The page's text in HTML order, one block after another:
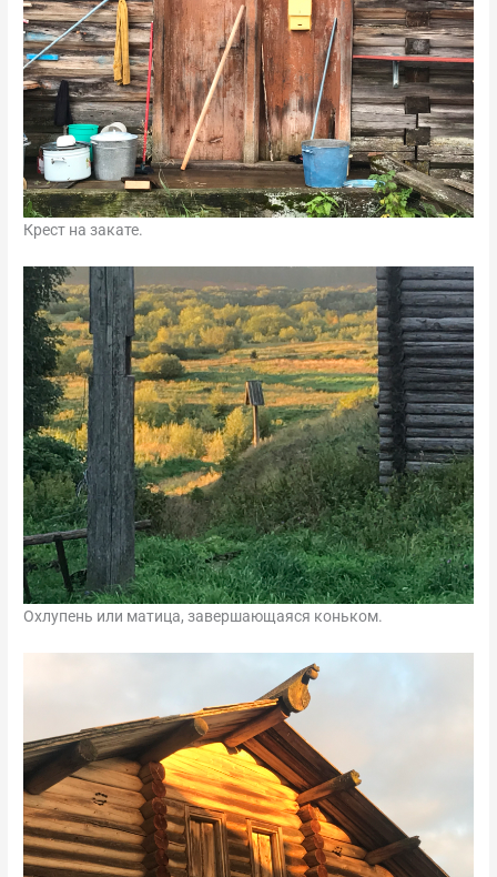
Крест на закате.
Охлупень или матица, завершающаяся коньком.